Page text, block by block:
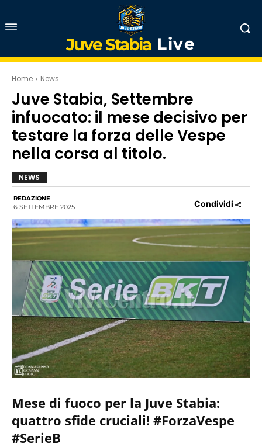
Juve Stabia Live
Home News
Juve Stabia, Settembre
infuocato: il mese decisivo per
testare la forza delle Vespe
nella corsa al titolo.
NEWS
REDAZIONE
6 SETTEMBRE 2025 Condividi
Mese di fuoco per la Juve Stabia:
quattro sfide cruciali! #ForzaVespe
#SerieB